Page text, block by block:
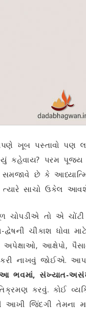
ખૂબ પસ્તાવો પણ
કહેવાય? પરમ
છે કે
સાચો ઉકેલ
ચોપડીએ તો એ
ચીકાશ ધોવા
અપેક્ષાઓ, આક્ષેપો,
નાખવું જોઈએ.
ભવમાં, સંખ્યાત-
કરવું. કોઈ
જિંદગી તેમના